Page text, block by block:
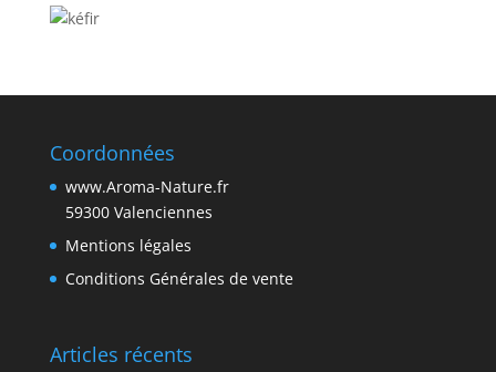
Coordonnées
www.Aroma-Nature.fr
59300 Valenciennes
Mentions légales
Conditions Générales de vente
Articles récents